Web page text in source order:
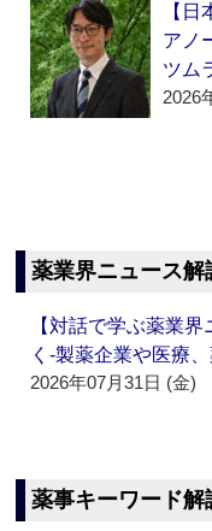
【
アノ
ツム
2026
薬業界ニュース解
【対話で学ぶ薬業
く‐製薬企業や医療
2026年07月31日 (金)
薬事キーワード解